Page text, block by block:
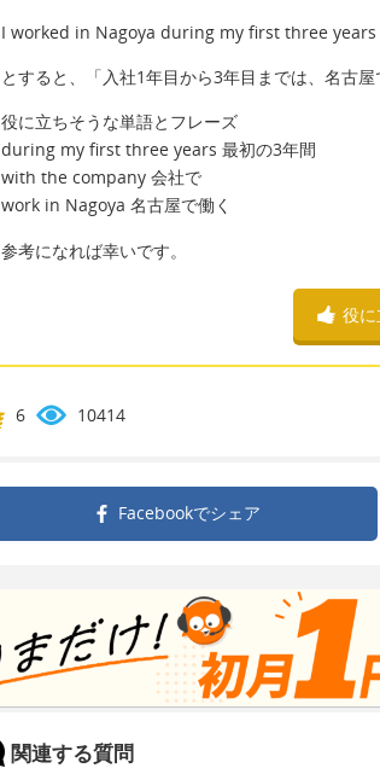
I worked in Nagoya during my first three
とすると、「入社1年目から3年目までは、名古屋
役に立ちそうな単語とフレーズ
during my first three years 最初の3年間
with the company 会社で
work in Nagoya 名古屋で働く
参考になれば幸いです。
役
6 10414
Facebookでシェア
関連する質問